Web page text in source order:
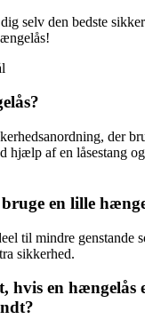
selv den bedste
der
hjælp af en låsestang
en lille
til mindre genstande
sikkerhed.
hvis en hængelås